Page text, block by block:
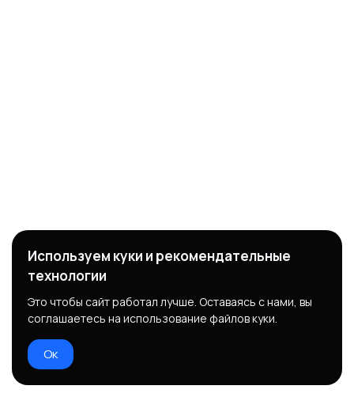
Используем куки и рекомендательные
технологии
Это чтобы сайт работал лучше. Оставаясь с нами, вы
соглашаетесь на использование файлов куки.
Ок